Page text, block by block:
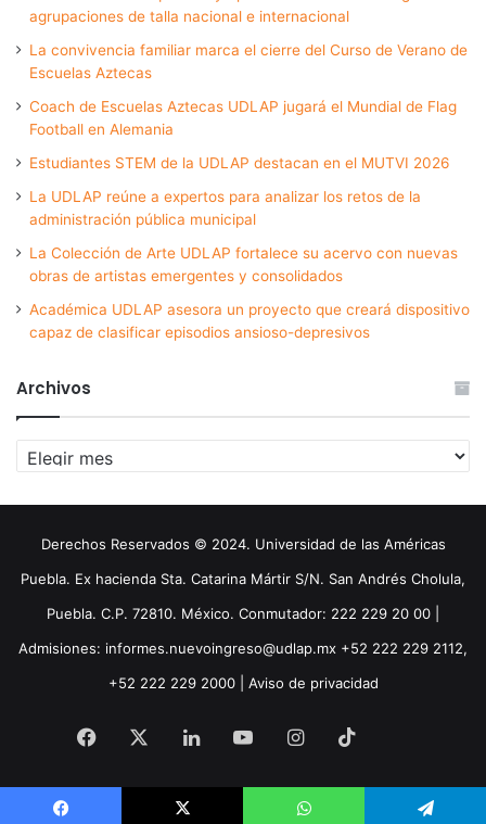
agrupaciones de talla nacional e internacional
La convivencia familiar marca el cierre del Curso de Verano de
Escuelas Aztecas
Coach de Escuelas Aztecas UDLAP jugará el Mundial de Flag
Football en Alemania
Estudiantes STEM de la UDLAP destacan en el MUTVI 2026
La UDLAP reúne a expertos para analizar los retos de la
administración pública municipal
La Colección de Arte UDLAP fortalece su acervo con nuevas
obras de artistas emergentes y consolidados
Académica UDLAP asesora un proyecto que creará dispositivo
capaz de clasificar episodios ansioso-depresivos
Archivos
Archivos
Derechos Reservados © 2024. Universidad de las Américas
Puebla. Ex hacienda Sta. Catarina Mártir S/N. San Andrés Cholula,
Puebla. C.P. 72810. México. Conmutador: 222 229 20 00 |
Admisiones: informes.nuevoingreso@udlap.mx +52 222 229 2112,
+52 222 229 2000 | Aviso de privacidad
Facebook LinkedInYouTubeInstagram